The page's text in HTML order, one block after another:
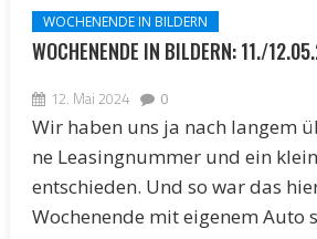
WOCHENENDE IN BILDERN
WOCHENENDE IN BILDERN: 11./
12. Mai 2024 0
Wir haben uns ja nach langem
ne Leasingnummer und ein
entschieden. Und so war das
Wochenende mit eigenem Auto